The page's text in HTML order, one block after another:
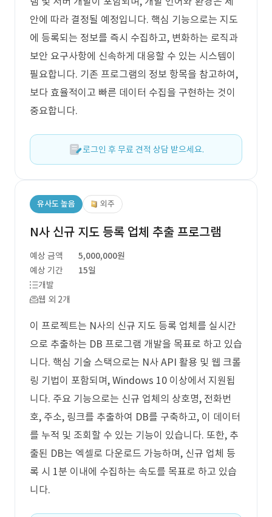
안에 따라 결정될 예정입니다. 핵심 기능으로는 지도
에 등록되는 정보를 즉시 수집하고, 변화하는 로직과
보안 요구사항에 신속하게 대응할 수 있는 시스템이
필요합니다. 기존 프로그램의 정보 항목을 참고하여,
보다 효율적이고 빠른 데이터 수집을 구현하는 것이
중요합니다.
로그인 후 무료 견적 상담 받으세요.
유사도 높음 외주
N사 신규 지도 등록 업체 추출 프로그램
예상 금액
5,000,000원
예상 기간
15일
개발
웹 외 2개
이 프로젝트는 N사의 신규 지도 등록 업체를 실시간
으로 추출하는 DB 프로그램 개발을 목표로 하고 있습
니다. 핵심 기술 스택으로는 N사 API 활용 및 웹 크롤
링 기법이 포함되며, Windows 10 이상에서 지원됩
니다. 주요 기능으로는 신규 업체의 상호명, 전화번
호, 주소, 링크를 추출하여 DB를 구축하고, 이 데이터
를 누적 및 조회할 수 있는 기능이 있습니다. 또한, 추
출된 DB는 엑셀로 다운로드 가능하며, 신규 업체 등
록 시 1분 이내에 수집하는 속도를 목표로 하고 있습
니다.